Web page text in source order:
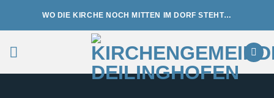
WO DIE KIRCHE NOCH MITTEN IM DORF STEHT…